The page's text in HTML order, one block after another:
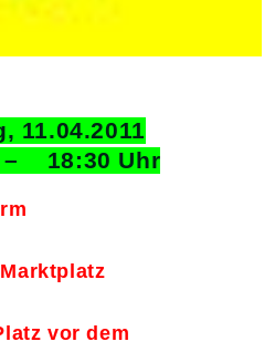
11.04.2011
18:30 Uhr
vor dem